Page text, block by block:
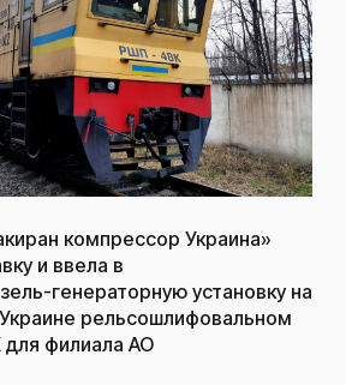
компрессор Украина»
и ввела в
генераторную установку на
рельсошлифовальном
филиала АО